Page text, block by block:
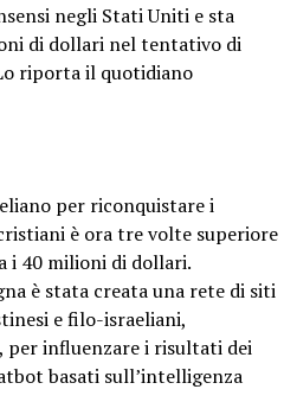
negli Stati Uniti e sta
di dollari nel tentativo di
riporta il quotidiano
per riconquistare i
è ora tre volte superiore
i 40 milioni di dollari.
è stata creata una rete di siti
e filo-israeliani,
influenzare i risultati dei
basati sull’intelligenza